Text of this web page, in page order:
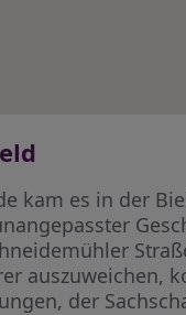
kam es in der
auszuweichen,
der